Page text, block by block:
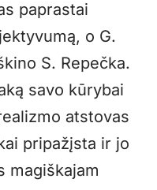
paprastai
o G.
S. Repečka.
savo kūrybai
atstovas
pripažįsta ir jo
magiškajam